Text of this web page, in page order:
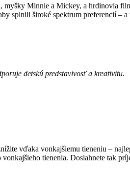
Minnie a Mickey, a hrdinovia
splnili široké spektrum preferencií –
detskú predstavivosť a kreativitu.
vďaka vonkajšiemu tieneniu –
tienenia. Dosiahnete tak